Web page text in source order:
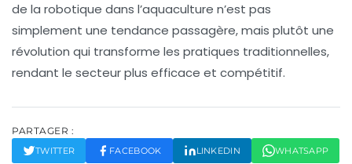
de la robotique dans l’aquaculture n’est pas
simplement une tendance passagère, mais plutôt une
révolution qui transforme les pratiques traditionnelles,
rendant le secteur plus efficace et compétitif.
PARTAGER :
TWITTER FACEBOOK LINKEDIN WHATSAPP